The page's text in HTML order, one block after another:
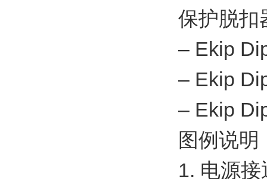
保护脱扣
– Ekip
– Ekip
– Ekip
图例说明
1. 电源